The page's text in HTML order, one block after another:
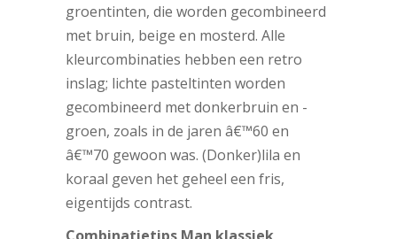
groentinten, die worden gecombineerd
met bruin, beige en mosterd. Alle
kleurcombinaties hebben een retro
inslag; lichte pasteltinten worden
gecombineerd met donkerbruin en -
groen, zoals in de jaren â€™60 en
â€™70 gewoon was. (Donker)lila en
koraal geven het geheel een fris,
eigentijds contrast.
Combinatietips Man klassiek